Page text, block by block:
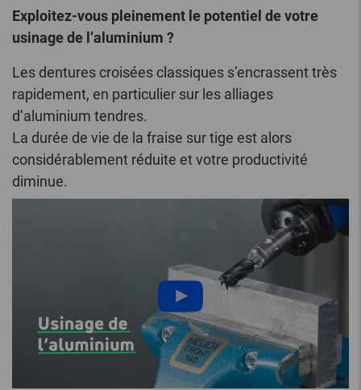
Exploitez-vous pleinement le potentiel de votre
usinage de l’aluminium ?
Les dentures croisées classiques s’encrassent très
rapidement, en particulier sur les alliages
d’aluminium tendres.
La durée de vie de la fraise sur tige est alors
considérablement réduite et votre productivité
diminue.